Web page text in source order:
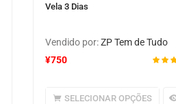
Vela 3 Dias
Vendido por:ZP Tem de Tudo
¥750
SELECIONAR OPÇÕES